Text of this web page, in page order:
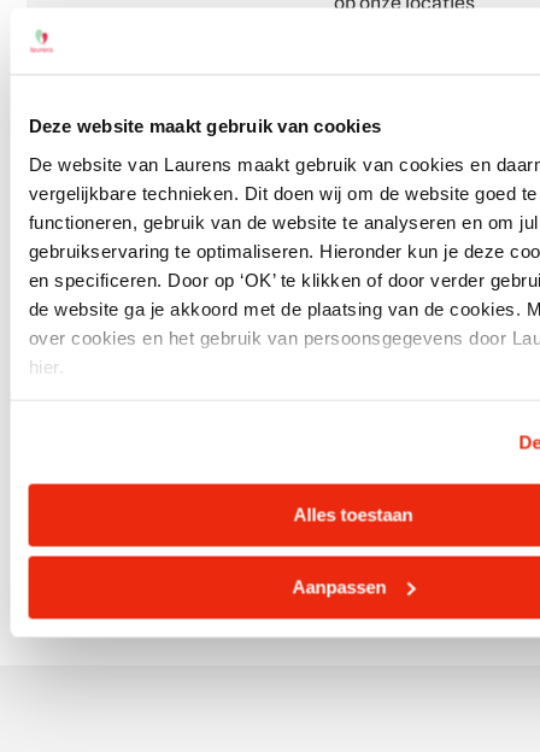
Deze website maakt gebruik van cookies
De website van Laurens maakt gebruik van cookies en
vergelijkbare technieken. Dit doen wij om de website goed
functioneren, gebruik van de website te analyseren en om
gebruikservaring te optimaliseren. Hieronder kun je deze
en specificeren. Door op ‘OK’ te klikken of door verder
de website ga je akkoord met de plaatsing van de cookies.
over cookies en het gebruik van persoonsgegevens door
hier.
Alles toestaan
Aanpassen
specialistische
ziekenhuiszorg
letterlijk dichter
bij de mensen die
het nodig hebben.